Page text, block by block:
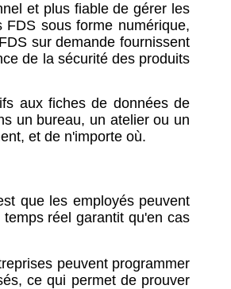
et plus fiable de gérer les
sous forme numérique,
sur demande fournissent
de la sécurité des produits
aux fiches de données de
un bureau, un atelier ou un
et de n'importe où.
que les employés peuvent
réel garantit qu'en cas
peuvent programmer
ce qui permet de prouver